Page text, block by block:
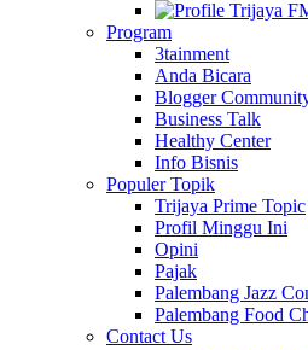
Program
3tainment
Anda Bicara
Blogger
Business Talk
Healthy Center
Info Bisnis
Populer Topik
Trijaya Prime Topic
Profil Minggu Ini
Opini
Pajak
Palembang Jazz
Palembang Food
Contact Us